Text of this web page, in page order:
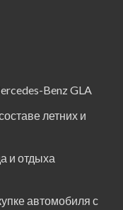
Benz GLA
летних и
и отдыха
автомобиля с